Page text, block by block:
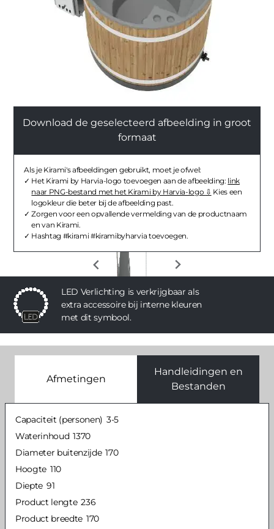
Download de geselecteerd afbeelding in groot
formaat
Als je Kirami's afbeeldingen gebruikt, moet je ofwel:
Het Kirami by Harvia-logo toevoegen aan de afbeelding: link
naar PNG-bestand met het Kirami by Harvia-logo
Kies een
logokleur die beter bij de afbeelding past.
Zorgen voor een opvallende vermelding van de productnaam
en van Kirami.
Hashtag #kirami #kiramibyharvia toevoegen.
LED Verlichting is verkrijgbaar als
extra accessoire bij interne kleuren
met dit symbool.
Afmetingen
Handleidingen en
Bestanden
Capaciteit (personen) 3-5
Waterinhoud 1370
Diameter buitenzijde 170
Hoogte 110
Diepte 91
Product lengte 236
Product breedte 170